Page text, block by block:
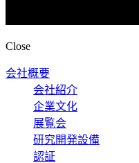
Close
会社概要
会社紹介
企業文化
展覧会
研究開発設備
認証